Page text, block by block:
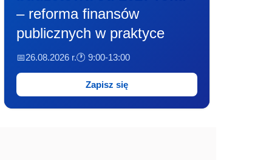
– reforma finansów
publicznych w praktyce
📅26.08.2026 r.🕐 9:00-13:00
Zapisz się